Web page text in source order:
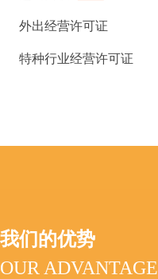
外出经营许可证
特种行业经营许可证
我们的优势
OUR ADVANTAGE